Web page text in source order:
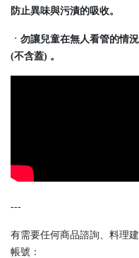
防止異味與污漬的吸收。
ㆍ勿讓兒童在無人看管的情
(不含蓋) 。
---
有需要任何商品諮詢、料理
帳號：